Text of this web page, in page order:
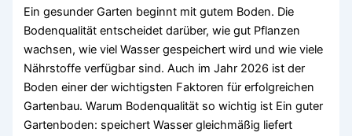
Ein gesunder Garten beginnt mit gutem Boden. Die
Bodenqualität entscheidet darüber, wie gut Pflanzen
wachsen, wie viel Wasser gespeichert wird und wie viele
Nährstoffe verfügbar sind. Auch im Jahr 2026 ist der
Boden einer der wichtigsten Faktoren für erfolgreichen
Gartenbau. Warum Bodenqualität so wichtig ist Ein guter
Gartenboden: speichert Wasser gleichmäßig liefert